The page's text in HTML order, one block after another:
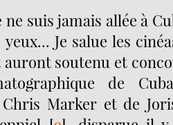
ne suis jamais allée à
Je salue les
auront soutenu et
de
Chris Marker et de